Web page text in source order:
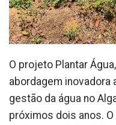
O projeto Plantar
abordagem inovadora
gestão da água no
próximos dois anos.